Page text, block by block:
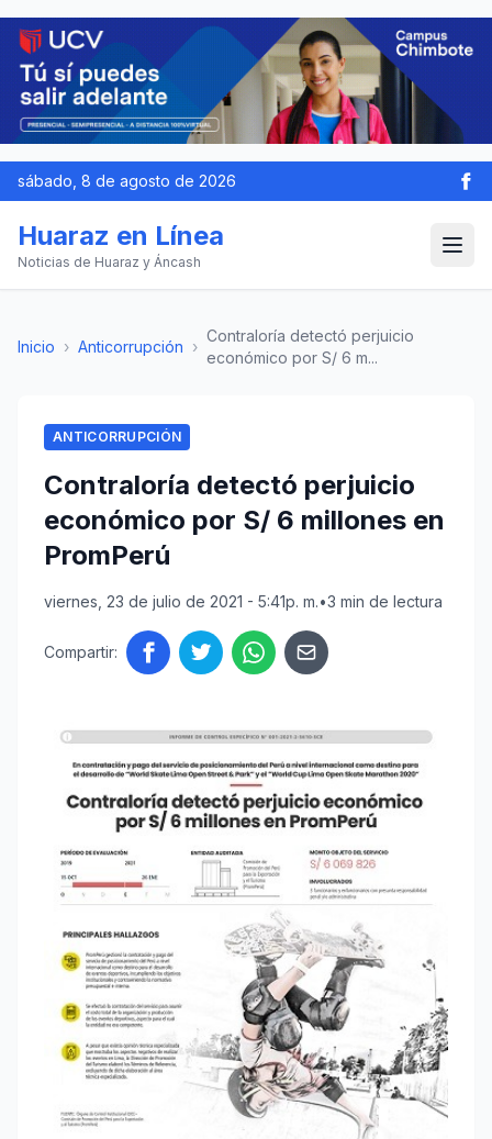
sábado, 8 de agosto de 2026
Huaraz en Línea
Noticias de Huaraz y Áncash
Inicio › Anticorrupción ›
Contraloría detectó perjuicio
económico por S/ 6 m...
ANTICORRUPCIÓN
Contraloría detectó perjuicio
económico por S/ 6 millones en
PromPerú
viernes, 23 de julio de 2021 - 5:41p. m.•3 min de lectura
Compartir: